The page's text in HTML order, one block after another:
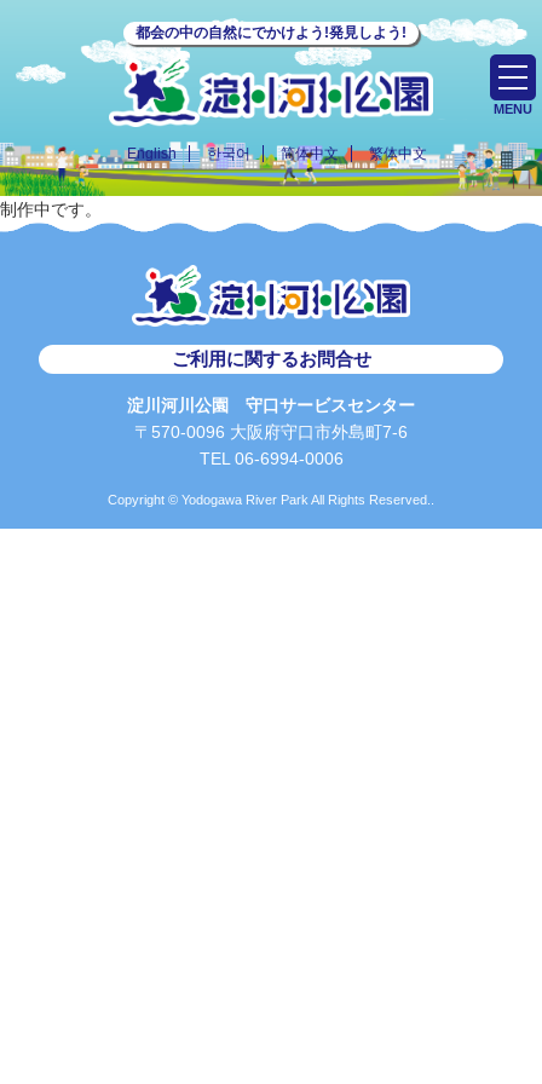
都会の中の自然にでかけよう!発見しよう!
English 한국어 简体中文 繁体中文
MENU
制作中です。
ご利用に関するお問合せ
淀川河川公園 守口サービスセンター
〒570-0096 大阪府守口市外島町7-6
TEL 06-6994-0006
Copyright © Yodogawa River Park All Rights Reserved..